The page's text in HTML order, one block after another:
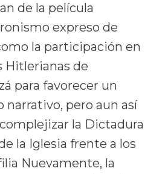
de la película
expreso de
la participación en
Hitlerianas de
para favorecer un
pero aun así
la Dictadura
la Iglesia frente a los
Nuevamente, la